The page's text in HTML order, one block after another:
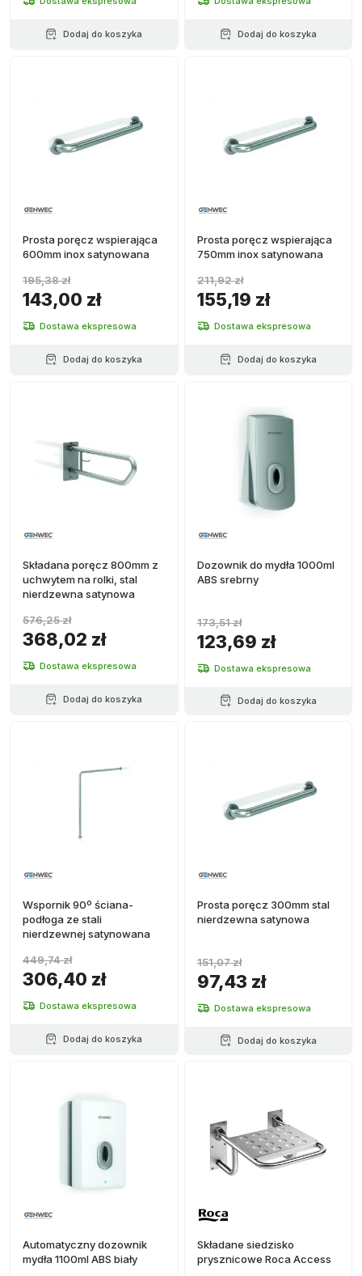
Dodaj do koszyka Dodaj do koszyka
Prosta poręcz wspierająca
600mm inox satynowana
143,00 zł
195,38 zł
Dostawa ekspresowa
Dodaj do koszyka
Prosta poręcz wspierająca
750mm inox satynowana
155,19 zł
211,92 zł
Dostawa ekspresowa
Dodaj do koszyka
Składana poręcz 800mm z
uchwytem na rolki, stal
nierdzewna satynowa
368,02 zł
576,25 zł
Dostawa ekspresowa
Dodaj do koszyka
Dozownik do mydła 1000ml
ABS srebrny
123,69 zł
173,51 zł
Dostawa ekspresowa
Dodaj do koszyka
Wspornik 90º ściana-
podłoga ze stali
nierdzewnej satynowana
306,40 zł
449,74 zł
Dostawa ekspresowa
Dodaj do koszyka
Prosta poręcz 300mm stal
nierdzewna satynowa
97,43 zł
151,07 zł
Dostawa ekspresowa
Dodaj do koszyka
Automatyczny dozownik
mydła 1100ml ABS biały
Składane siedzisko
prysznicowe Roca Access